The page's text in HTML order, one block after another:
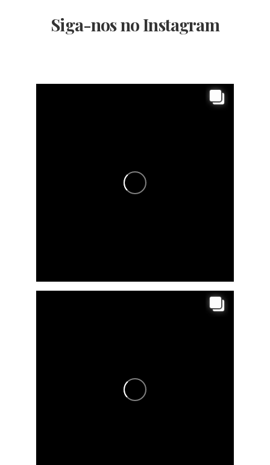
Siga-nos no Instagram